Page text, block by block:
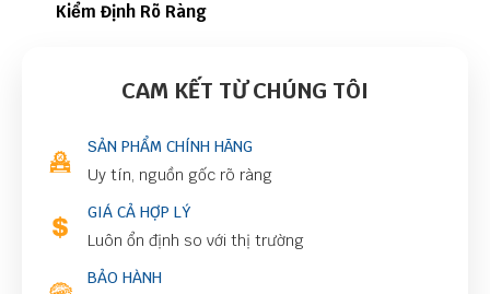
Kiểm Định Rõ Ràng
CAM KẾT TỪ CHÚNG TÔI
SẢN PHẨM CHÍNH HÃNG
Uy tín, nguồn gốc rõ ràng
GIÁ CẢ HỢP LÝ
Luôn ổn định so với thị trường
BẢO HÀNH